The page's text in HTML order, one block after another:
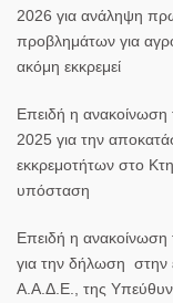
2026 για ανάληψη
προβλημάτων για
ακόμη εκκρεμεί
Επειδή η
2025 για την
εκκρεμοτήτων στο
υπόσταση
Επειδή η
για την δήλωση στην
Α.Α.Δ.Ε., της